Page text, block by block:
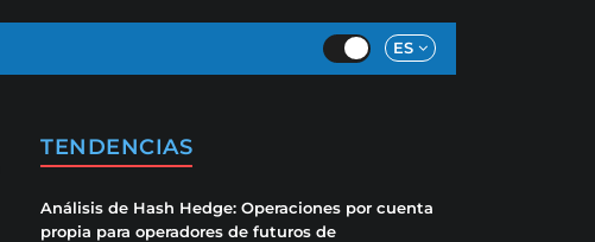
ES
TENDENCIAS
Análisis de Hash Hedge: Operaciones por cuenta
propia para operadores de futuros de